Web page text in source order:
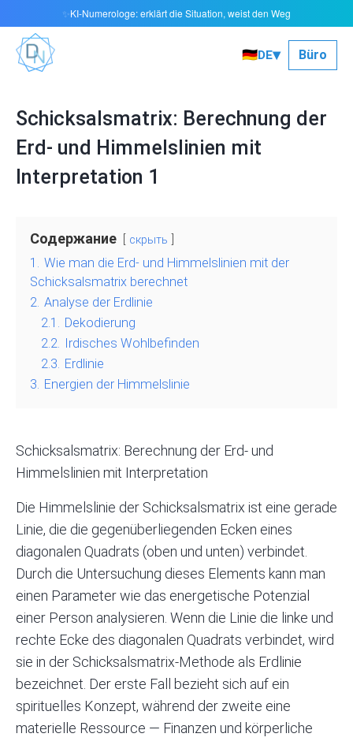
🇩🇪DE▾ Büro
Schicksalsmatrix: Berechnung der
Erd- und Himmelslinien mit
Interpretation 1
Содержание скрыть
1. Wie man die Erd- und Himmelslinien mit der
Schicksalsmatrix berechnet
2. Analyse der Erdlinie
2.1. Dekodierung
2.2.
Irdisches Wohlbefinden
2.3. Erdlinie
3. Energien der Himmelslinie
Schicksalsmatrix: Berechnung der Erd- und
Himmelslinien mit Interpretation
Die Himmelslinie der Schicksalsmatrix ist eine gerade
Linie, die die gegenüberliegenden Ecken eines
diagonalen Quadrats (oben und unten) verbindet.
Durch die Untersuchung dieses Elements kann man
einen Parameter wie das energetische Potenzial
einer Person analysieren. Wenn die Linie die linke und
rechte Ecke des diagonalen Quadrats verbindet, wird
sie in der Schicksalsmatrix-Methode als Erdlinie
bezeichnet. Der erste Fall bezieht sich auf ein
spirituelles Konzept, während der zweite eine
materielle Ressource — Finanzen und körperliche
✨KI-Numerologe: erklärt die Situation, weist den Weg